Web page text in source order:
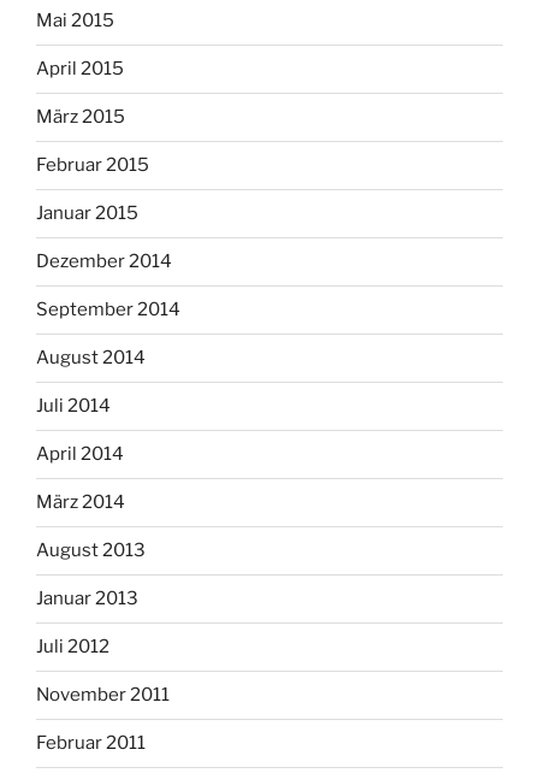
Mai 2015
April 2015
März 2015
Februar 2015
Januar 2015
Dezember 2014
September 2014
August 2014
Juli 2014
April 2014
März 2014
August 2013
Januar 2013
Juli 2012
November 2011
Februar 2011